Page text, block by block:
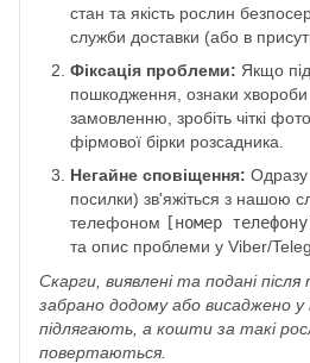
стан та якість рослин
служби доставки (або в
Фіксація проблеми: Якщо
пошкодження, ознаки хвороби
замовленню, зробіть чіткі
фірмової бірки розсадника.
Негайне сповіщення:
посилки) зв'яжіться з нашою
телефоном [номер
та опис проблеми у Viber/
Скарги, виявлені та подані
забрано додому або висаджено у
підлягають, а кошти за такі
повертаються.